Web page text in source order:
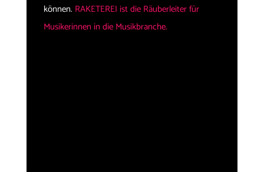
können. RAKETEREI ist die Räuberleiter für
Musikerinnen in die Musikbranche.